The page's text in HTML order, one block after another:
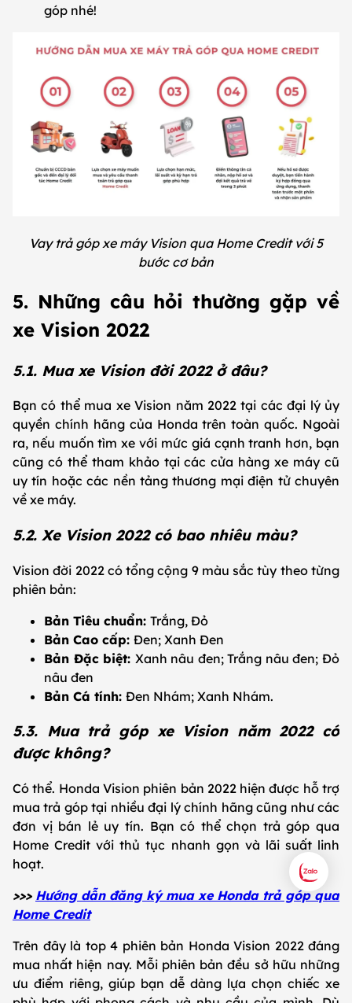
góp nhé!
Vay trả góp xe máy Vision qua Home Credit với 5
bước cơ bản
5. Những câu hỏi thường gặp về
xe Vision 2022
5.1. Mua xe Vision đời 2022 ở đâu?
Bạn có thể mua xe Vision năm 2022 tại các đại lý ủy
quyền chính hãng của Honda trên toàn quốc. Ngoài
ra, nếu muốn tìm xe với mức giá cạnh tranh hơn, bạn
cũng có thể tham khảo tại các cửa hàng xe máy cũ
uy tín hoặc các nền tảng thương mại điện tử chuyên
về xe máy.
5.2. Xe Vision 2022 có bao nhiêu màu?
Vision đời 2022 có tổng cộng 9 màu sắc tùy theo từng
phiên bản:
Bản Tiêu chuẩn: Trắng, Đỏ
Bản Cao cấp: Đen; Xanh Đen
Bản Đặc biệt: Xanh nâu đen; Trắng nâu đen; Đỏ
nâu đen
Bản Cá tính: Đen Nhám; Xanh Nhám.
5.3. Mua trả góp xe Vision năm 2022 có
được không?
Có thể. Honda Vision phiên bản 2022 hiện được hỗ trợ
mua trả góp tại nhiều đại lý chính hãng cũng như các
đơn vị bán lẻ uy tín. Bạn có thể chọn trả góp qua
Home Credit với thủ tục nhanh gọn và lãi suất linh
hoạt.
>>> Hướng dẫn đăng ký mua xe Honda trả góp qua
Home Credit
Trên đây là top 4 phiên bản Honda Vision 2022 đáng
mua nhất hiện nay. Mỗi phiên bản đều sở hữu những
ưu điểm riêng, giúp bạn dễ dàng lựa chọn chiếc xe